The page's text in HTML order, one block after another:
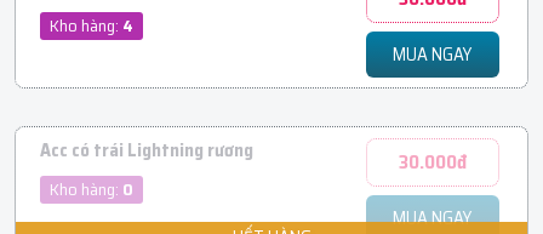
Kho hàng: 4
MUA NGAY
Acc có trái Lightning rương
Kho hàng: 0
30.000đ
MUA NGAY